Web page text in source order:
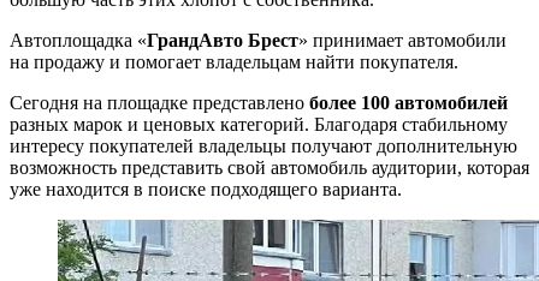
Автоплощадка «ГрандАвто Брест» принимает автомобили
на продажу и помогает владельцам найти покупателя.
Сегодня на площадке представлено более 100 автомобилей
разных марок и ценовых категорий. Благодаря стабильному
интересу покупателей владельцы получают дополнительную
возможность представить свой автомобиль аудитории, которая
уже находится в поиске подходящего варианта.